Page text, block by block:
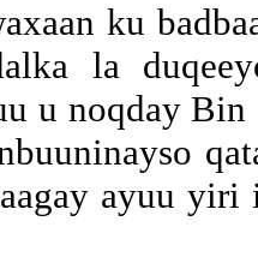
ku
la
u noqday Bin
ayuu